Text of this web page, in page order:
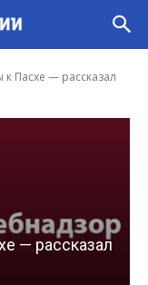
к Пасхе — рассказал
— рассказал